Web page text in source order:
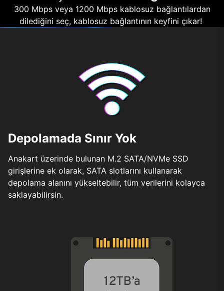
300 Mbps veya 1200 Mbps kablosuz bağlantılardan
dilediğini seç, kablosuz bağlantının keyfini çıkar!
Depolamada Sınır Yok
Anakart üzerinde bulunan M.2 SATA/NVMe SSD
girişlerine ek olarak, SATA slotlarını kullanarak
depolama alanını yükseltebilir, tüm verilerini kolayca
saklayabilirsin.